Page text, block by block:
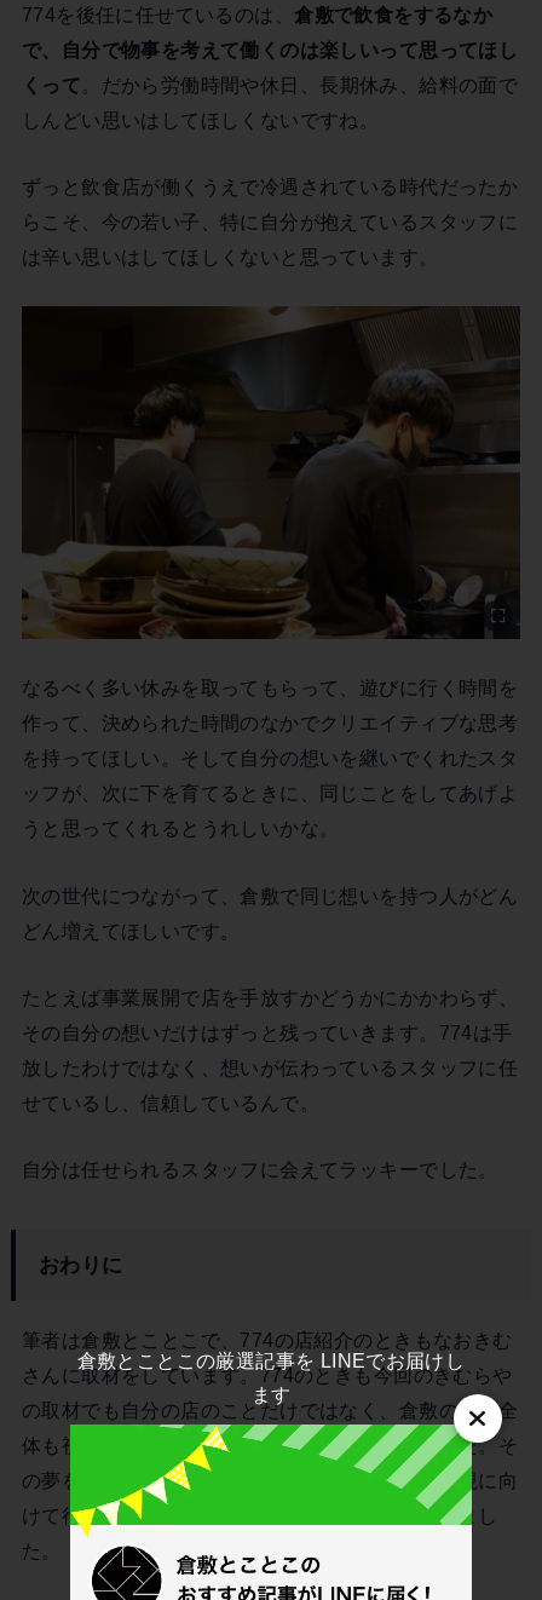
774を後任に任せているのは、倉敷で飲食をするなか
で、自分で物事を考えて働くのは楽しいって思ってほし
くって。だから労働時間や休日、長期休み、給料の面で
しんどい思いはしてほしくないですね。
ずっと飲食店が働くうえで冷遇されている時代だったか
らこそ、今の若い子、特に自分が抱えているスタッフに
は辛い思いはしてほしくないと思っています。
なるべく多い休みを取ってもらって、遊びに行く時間を
作って、決められた時間のなかでクリエイティブな思考
を持ってほしい。そして自分の想いを継いでくれたスタ
ッフが、次に下を育てるときに、同じことをしてあげよ
うと思ってくれるとうれしいかな。
次の世代につながって、倉敷で同じ想いを持つ人がどん
どん増えてほしいです。
たとえば事業展開で店を手放すかどうかにかかわらず、
その自分の想いだけはずっと残っていきます。774は手
放したわけではなく、想いが伝わっているスタッフに任
せているし、信頼しているんで。
自分は任せられるスタッフに会えてラッキーでした。
おわりに
筆者は倉敷とことこで、774の店紹介のときもなおきむ
さんに取材をしています。774のときも今回のきむらや
の取材でも自分の店のことだけではなく、倉敷の地域全
体も視野に入れて夢を語っていたのが印象的でした。そ
の夢をなおきむさんは理想で終わらせません。実現に向
けて行動しているのも取材をとおして伝わってきまし
た。
倉敷とことこの厳選記事を LINEでお届けし
ます